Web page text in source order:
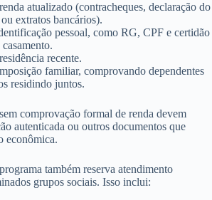
atualizado (contracheques, declaração do
extratos bancários).
pessoal, como RG, CPF e certidão
recente.
familiar, comprovando dependentes
residindo juntos.
comprovação formal de renda devem
autenticada ou outros documentos que
econômica.
também reserva atendimento
grupos sociais. Isso inclui: